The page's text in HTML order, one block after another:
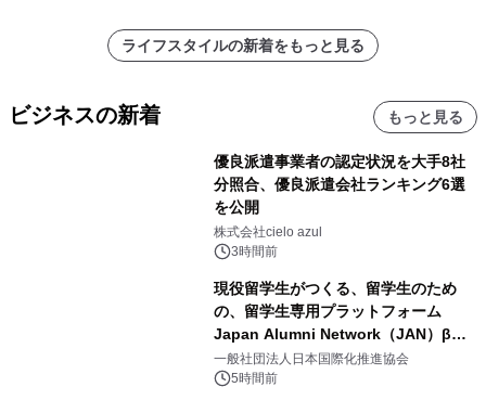
ライフスタイルの新着をもっと見る
ビジネスの新着 もっと見る
優良派遣事業者の認定状況を大手8社
分照合、優良派遣会社ランキング6選
を公開
株式会社cielo azul
3時間前
現役留学生がつくる、留学生のため
の、留学生専用プラットフォーム
Japan Alumni Network（JAN）β版
をリリース
一般社団法人日本国際化推進協会
5時間前